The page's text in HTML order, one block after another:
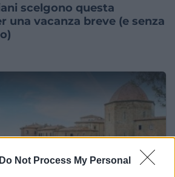
Do Not Process My Personal
scelgono questa
una vacanza breve (e senza